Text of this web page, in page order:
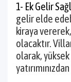
1- Ek Gelir
gelir elde
kiraya
olacaktır.
olarak,